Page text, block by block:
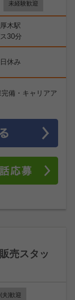
未経験歓迎
木駅
30分
休み
備・キャリアア
売スタッ
夫)歓迎